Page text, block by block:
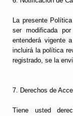
La presente
ser modificada
entenderá vigente
incluirá la política
registrado, se la
7. Derechos de
Tiene usted